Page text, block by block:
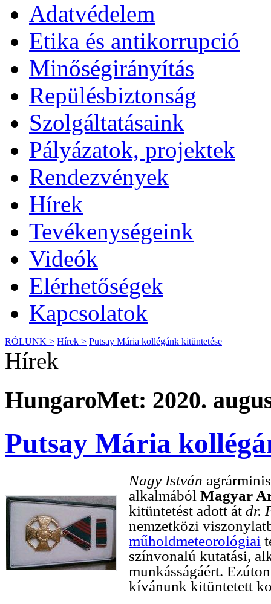
Adatvédelem
Etika és antikorrupció
Minőségirányítás
Repülésbiztonság
Szolgáltatásaink
Pályázatok, projektek
Rendezvények
Hírek
Tevékenységeink
Videók
Elérhetőségek
Kapcsolatok
RÓLUNK > Hírek > Putsay Mária kollégánk kitüntetése
Hírek
HungaroMet: 2020.
Putsay Mária
Nagy István
alkalmából Magyar
kitüntetést adott át dr.
nemzetközi
műholdmeteorológiai
színvonalú kutatási,
munkásságáért.
kívánunk kitüntetett